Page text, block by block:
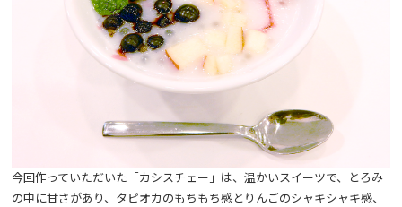
今回作っていただいた「カシスチェー」は、温かいスイーツで、とろみ
の中に甘さがあり、タピオカのもちもち感とりんごのシャキシャキ感、